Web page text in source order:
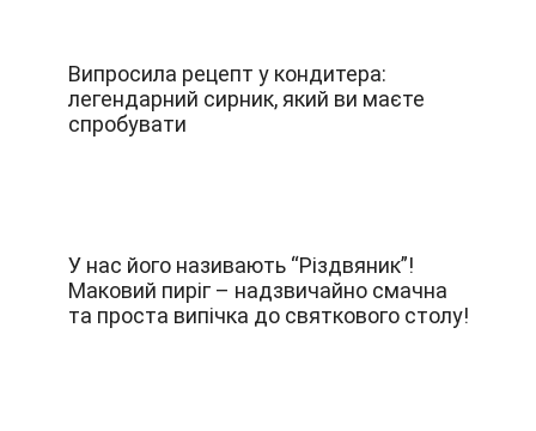
Випросила рецепт у кондитера:
легендарний сирник, який ви маєте
спробувати
У нас його називають “Різдвяник”!
Маковий пиріг – надзвичайно смачна
та проста випічка до святкового столу!